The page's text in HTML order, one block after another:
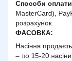
Способи
MasterCard),
розрахунок.
ФАСОВКА:
Насіння
– по 15-20